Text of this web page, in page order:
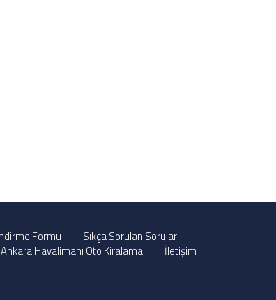
Formu
Sıkça Sorulan Sorular
Ankara Havalimanı Oto Kiralama İletişim